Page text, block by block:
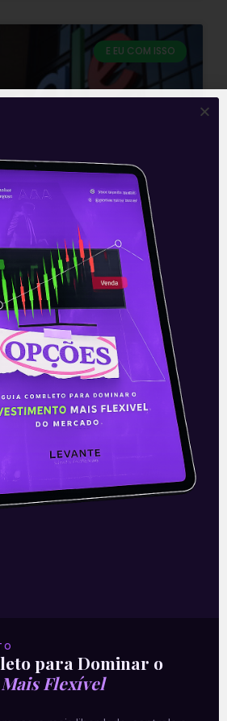
E EU COM ISSO
da Alphabet
3T21
holding que
apresentou nesta
após o fechamento do
resultados do terceiro
para Dominar o
Flexível